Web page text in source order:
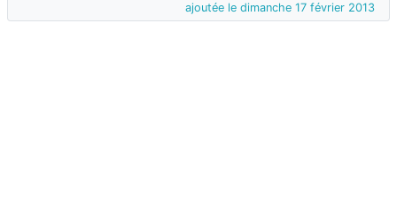
ajoutée le dimanche 17 février 2013